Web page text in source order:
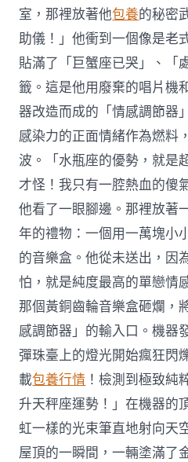
室，那裡放著他包養的秘密
助儀！」他衝到一個像是老
貼滿了「巨蟹座已哭」、「
籤。這是他用廢棄的唱片機
器改造而成的「情感調節器
感染力的正面情緒作為燃料
波。「水瓶座的優勢，就是
才怪！我只有一腔熱血的傻
他看了一眼腳邊。那裡放著
年的禮物：一個用一萬塊小
的音樂盒。他從未送出，因
怕，就是純度最高的單戀情
那個黃銅齒輪音樂盒砸爛，
感調節器」的輸入口。機器
彈珠臺上的燈光開始瘋狂閃
載包養行情 ！檢測到極致純
升天秤座運勢！」在機器的
虹一樣的光束筆直地射向天
屋頂的一瞬間，一輛塗滿了